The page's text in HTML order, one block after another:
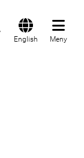
English Meny